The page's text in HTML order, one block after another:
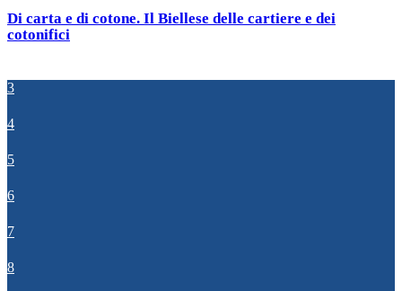
Di carta e di cotone. Il Biellese delle cartiere e dei
cotonifici
3
4
5
6
7
8